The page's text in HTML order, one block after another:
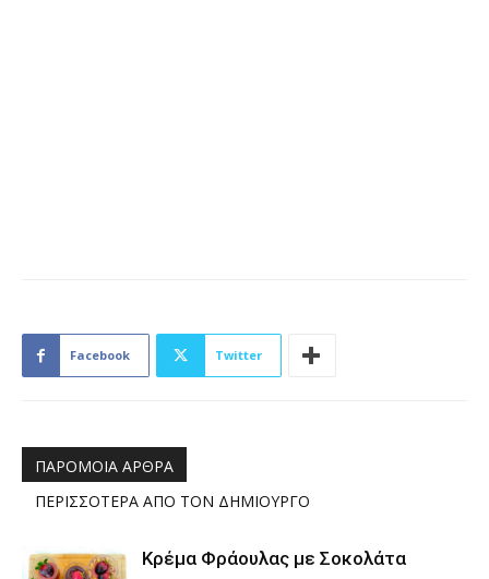
Facebook Twitter
ΠΑΡΟΜΟΙΑ ΑΡΘΡΑ
ΠΕΡΙΣΣΟΤΕΡΑ ΑΠΟ ΤΟΝ ΔΗΜΙΟΥΡΓΟ
Κρέμα Φράουλας με Σοκολάτα